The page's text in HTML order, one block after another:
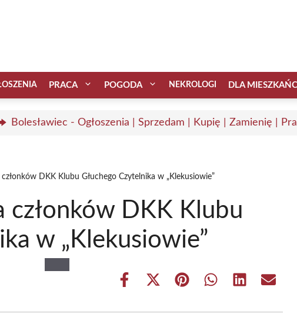
PRACA POGODA NEKROLOGI DLA
Bolesławiec - Ogłoszenia | Sprzedam | Kupię | Zamienię |
DKK Klubu Głuchego Czytelnika w „Klekusiowie”
DKK Klubu
w „Klekusiowie”
Share
Share
(Twitter)
Share Share Share Share